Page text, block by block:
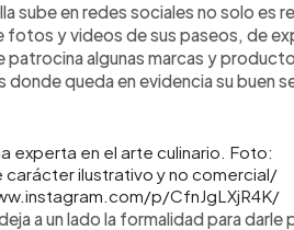
sube en redes sociales no solo es
y videos de sus paseos, de
algunas marcas y
donde queda en evidencia su buen
experta en el arte culinario. Foto:
carácter ilustrativo y no comercial/
p/CfnJgLXjR4K/
a un lado la formalidad para darle